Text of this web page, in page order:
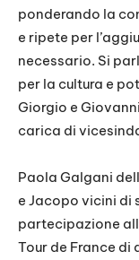
ponderando la
e ripete per
necessario. Si
per la cultura e
Giorgio e
carica di
Paola Galgani
e Jacopo vicini di
partecipazione
Tour de France di